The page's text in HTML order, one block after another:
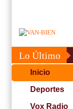
Lo Último
Inicio
Deportes
Vox Radio